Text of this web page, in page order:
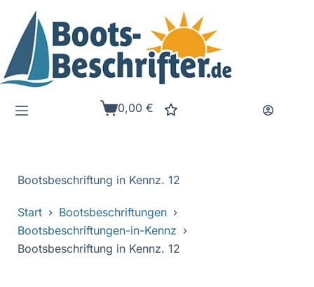
Inhalt
springen
Warenkorb
0,00€
Bootsbeschriftung in Kennz. 12
Start
Bootsbeschriftungen
Bootsbeschriftungen-in-Kennz
Bootsbeschriftung in Kennz. 12